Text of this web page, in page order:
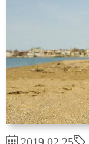
2019.02.25